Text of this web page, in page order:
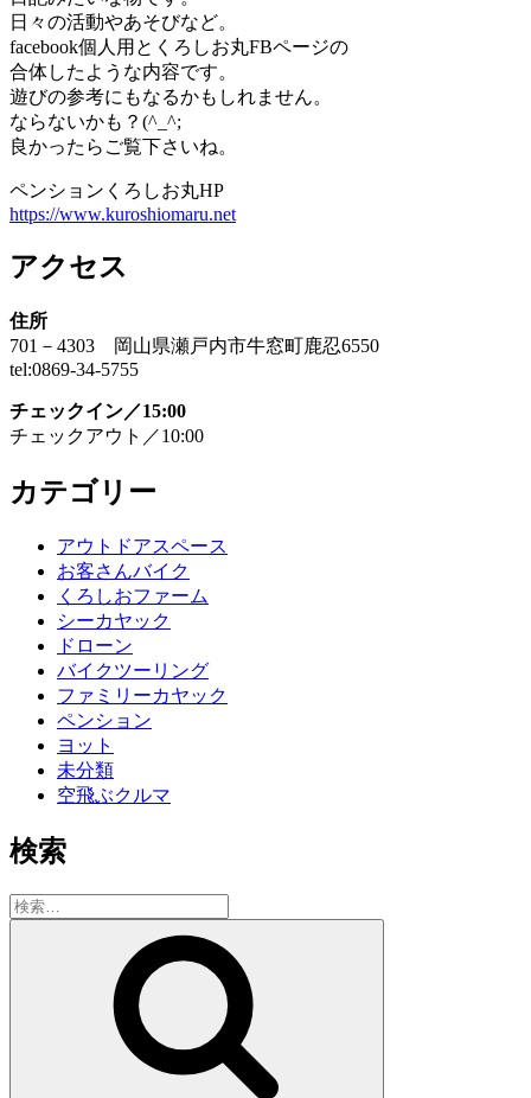
日々の活動やあそびなど。
facebook個人用とくろしお丸FBページの
合体したような内容です。
遊びの参考にもなるかもしれません。
ならないかも？(^_^;
良かったらご覧下さいね。
ペンションくろしお丸HP
https://www.kuroshiomaru.net
アクセス
住所
701－4303 岡山県瀬戸内市牛窓町鹿忍6550
tel:0869-34-5755
チェックイン／15:00
チェックアウト／10:00
カテゴリー
アウトドアスペース
お客さんバイク
くろしおファーム
シーカヤック
ドローン
バイクツーリング
ファミリーカヤック
ペンション
ヨット
未分類
空飛ぶクルマ
検索
検
索: